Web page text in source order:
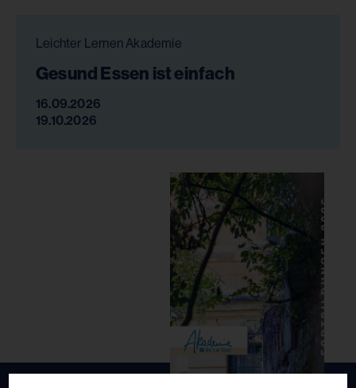
Leichter Lernen Akademie
Gesund Essen ist einfach
16.09.2026
19.10.2026